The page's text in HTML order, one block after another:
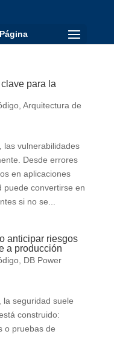
para la
, Arquitectura de
las vulnerabilidades
Desde errores
en aplicaciones
puede convertirse en
si no se...
anticipar riesgos
a producción
, DB Power
la seguridad suele
construido:
o pruebas de